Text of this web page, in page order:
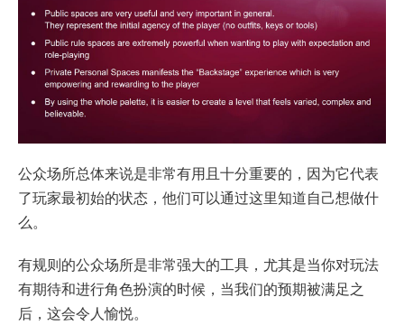
公众场所总体来说是非常有用且十分重要的，因为它代表
了玩家最初始的状态，他们可以通过这里知道自己想做什
么。
有规则的公众场所是非常强大的工具，尤其是当你对玩法
有期待和进行角色扮演的时候，当我们的预期被满足之
后，这会令人愉悦。